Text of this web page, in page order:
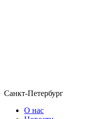
Санкт-Петербург
О нас